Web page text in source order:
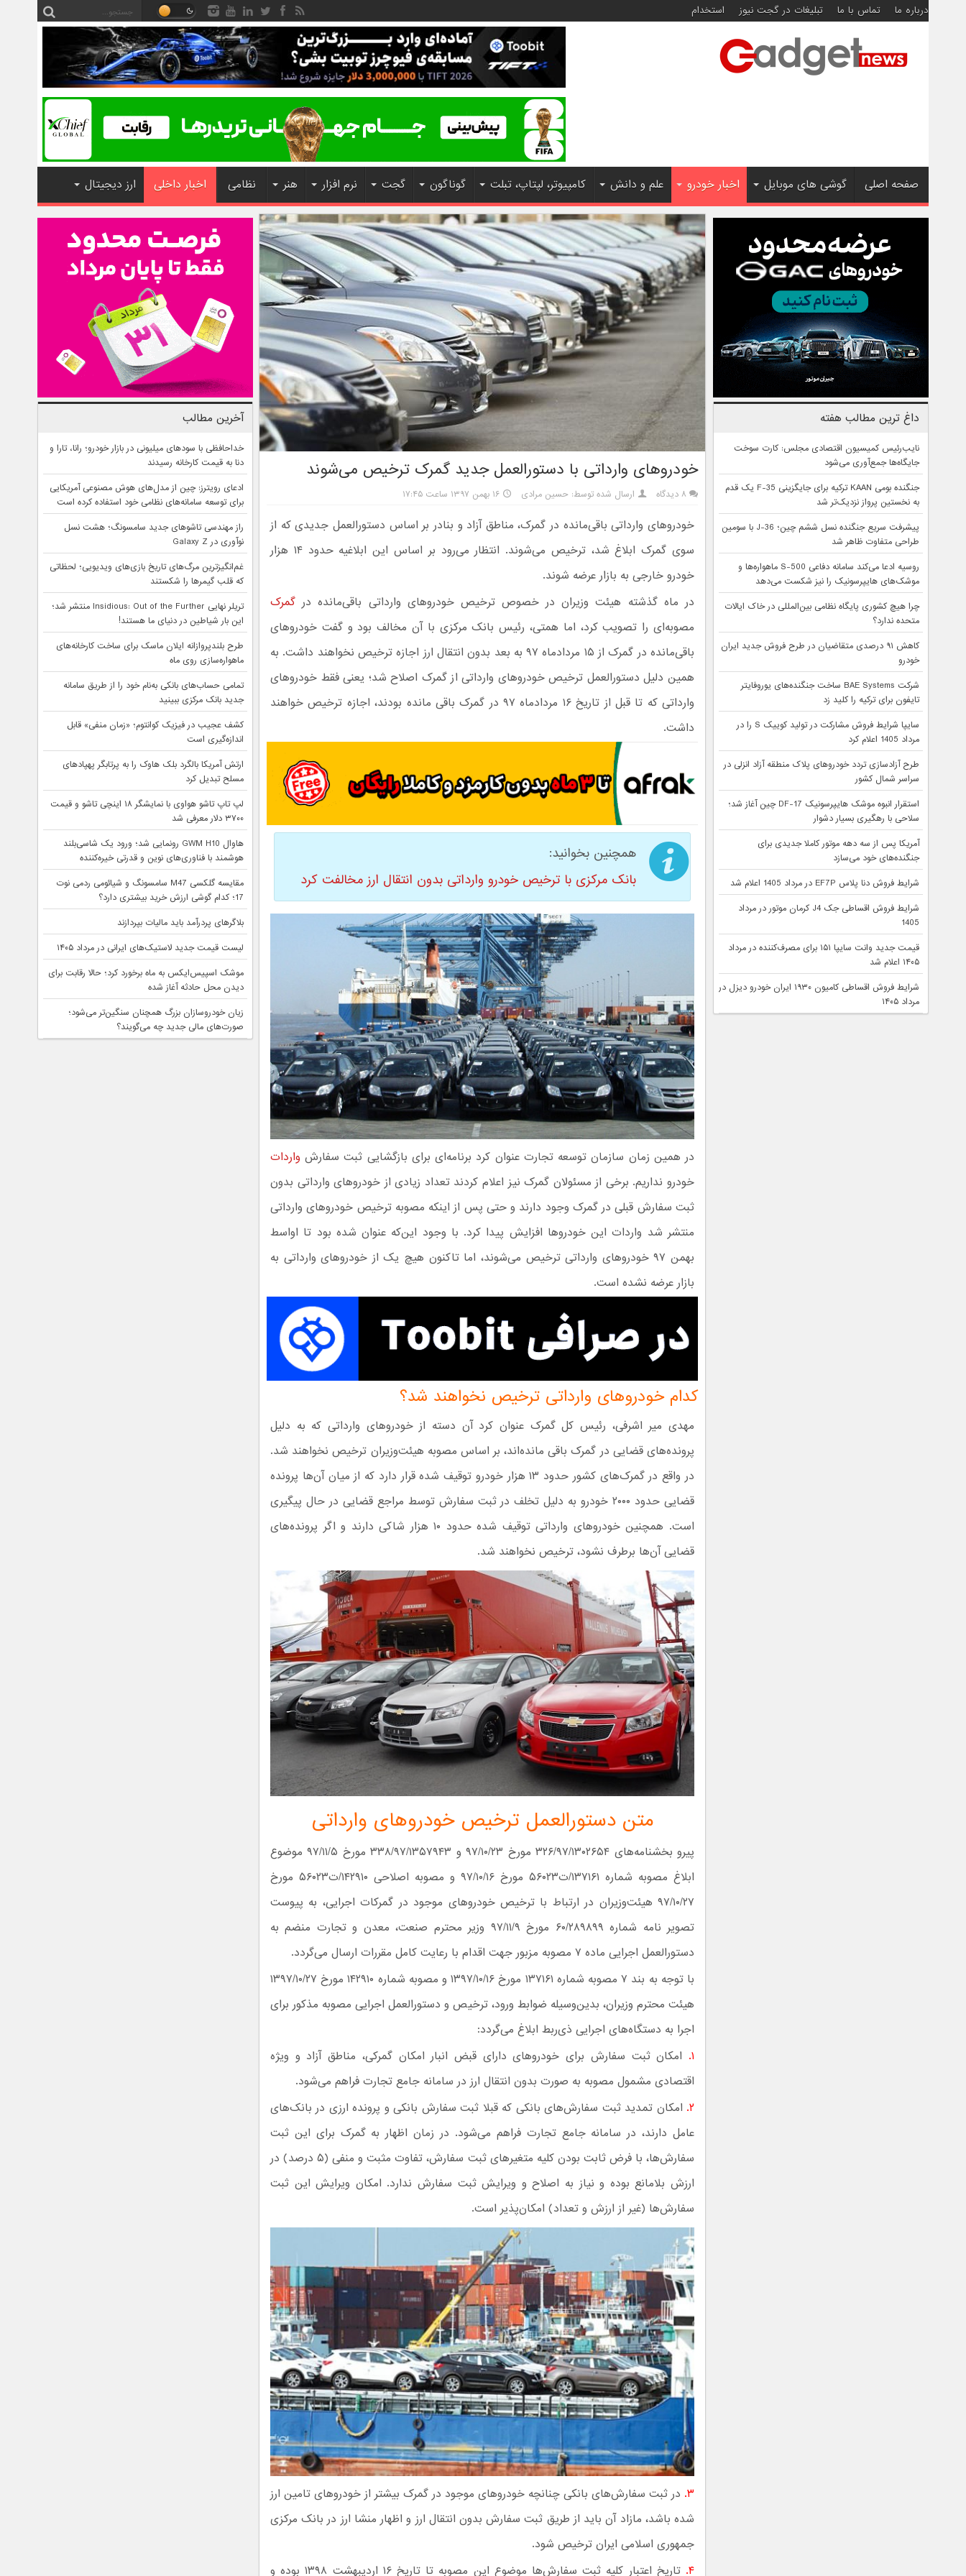
درباره ما تماس با ما تبلیغات در گجت نیوز استخدام
صفحه اصلی گوشی های موبایل اخبار خودرو علم و دانش کامپیوتر، لپتاپ، تبلت گوناگون گجت نرم افزار هنر نظامی اخبار داخلی ارز دیجیتال
خودروهای وارداتی با دستورالعمل جدید گمرک ترخیص می‌شوند
۸ دیدگاه ارسال شده توسط: حسین مرادی ۱۶ بهمن ۱۳۹۷ ساعت ۱۷:۴۵
خودروهای وارداتی باقی‌مانده در گمرک، مناطق آزاد و بنادر بر اساس دستورالعمل جدیدی که از
سوی گمرک ابلاغ شد، ترخیص می‌شوند. انتظار می‌رود بر اساس این ابلاغیه حدود ۱۴ هزار
خودرو خارجی به بازار عرضه شوند.
در ماه گذشته هیئت وزیران در خصوص ترخیص خودروهای وارداتی باقی‌مانده در گمرک
مصوبه‌ای را تصویب کرد، اما همتی، رئیس بانک مرکزی با آن مخالف بود و گفت خودروهای
باقی‌مانده در گمرک از ۱۵ مردادماه ۹۷ به بعد بدون انتقال ارز اجازه ترخیص نخواهند داشت. به
همین دلیل دستورالعمل ترخیص خودروهای وارداتی از گمرک اصلاح شد؛ یعنی فقط خودروهای
وارداتی که تا قبل از تاریخ ۱۶ مردادماه ۹۷ در گمرک باقی مانده بودند، اجازه ترخیص خواهند
داشت.
همچنین بخوانید:
بانک مرکزی با ترخیص خودرو وارداتی بدون انتقال ارز مخالفت کرد
در همین زمان سازمان توسعه تجارت عنوان کرد برنامه‌ای برای بازگشایی ثبت سفارش واردات
خودرو نداریم. برخی از مسئولان گمرک نیز اعلام کردند تعداد زیادی از خودروهای وارداتی بدون
ثبت سفارش قبلی در گمرک وجود دارند و حتی پس از اینکه مصوبه ترخیص خودروهای وارداتی
منتشر شد واردات این خودروها افزایش پیدا کرد. با وجود این‌که عنوان شده بود تا اواسط
بهمن ۹۷ خودروهای وارداتی ترخیص می‌شوند، اما تاکنون هیچ یک از خودروهای وارداتی به
بازار عرضه نشده است.
کدام خودروهای وارداتی ترخیص نخواهند شد؟
مهدی میر اشرفی، رئیس کل گمرک عنوان کرد آن دسته از خودروهای وارداتی که به دلیل
پرونده‌های قضایی در گمرک باقی مانده‌اند، بر اساس مصوبه هیئت‌وزیران ترخیص نخواهند شد.
در واقع در گمرک‌های کشور حدود ۱۳ هزار خودرو توقیف شده قرار دارد که از میان آن‌ها پرونده
قضایی حدود ۲۰۰۰ خودرو به دلیل تخلف در ثبت سفارش توسط مراجع قضایی در حال پیگیری
است. همچنین خودروهای وارداتی توقیف شده حدود ۱۰ هزار شاکی دارند و اگر پرونده‌های
قضایی آن‌ها برطرف نشود، ترخیص نخواهند شد.
متن دستورالعمل ترخیص خودروهای وارداتی
پیرو بخشنامه‌های ۳۲۶/۹۷/۱۳۰۲۶۵۴ مورخ ۹۷/۱۰/۲۳ و ۳۳۸/۹۷/۱۳۵۷۹۴۳ مورخ ۹۷/۱۱/۵ موضوع
ابلاغ مصوبه شماره ۱۳۷۱۶۱/ت۵۶۰۲۳ مورخ ۹۷/۱۰/۱۶ و مصوبه اصلاحی ۱۴۲۹۱۰/ت۵۶۰۲۳ مورخ
۹۷/۱۰/۲۷ هیئت‌وزیران در ارتباط با ترخیص خودروهای موجود در گمرکات اجرایی، به پیوست
تصویر نامه شماره ۶۰/۲۸۹۸۹۹ مورخ ۹۷/۱۱/۹ وزیر محترم صنعت، معدن و تجارت منضم به
دستورالعمل اجرایی ماده ۷ مصوبه مزبور جهت اقدام با رعایت کامل مقررات ارسال می‌گردد.
با توجه به بند ۷ مصوبه شماره ۱۳۷۱۶۱ مورخ ۱۳۹۷/۱۰/۱۶ و مصوبه شماره ۱۴۲۹۱۰ مورخ ۱۳۹۷/۱۰/۲۷
هیئت محترم وزیران، بدین‌وسیله ضوابط ورود، ترخیص و دستورالعمل اجرایی مصوبه مذکور برای
اجرا به دستگاه‌های اجرایی ذی‌ربط ابلاغ می‌گردد:
۱.‌ امکان ثبت سفارش برای خودروهای دارای قبض انبار امکان گمرکی، مناطق آزاد و ویژه
اقتصادی مشمول مصوبه به صورت بدون انتقال ارز در سامانه جامع تجارت فراهم می‌شود.
۲. امکان تمدید ثبت سفارش‌های بانکی که قبلا ثبت سفارش بانکی و پرونده ارزی در بانک‌های
عامل دارند، در سامانه جامع تجارت فراهم می‌شود. در زمان اظهار به گمرک برای این ثبت
سفارش‌ها، با فرض ثابت بودن کلیه متغیرهای ثبت سفارش، تفاوت مثبت و منفی (۵ درصد) در
ارزش بلامانع بوده و نیاز به اصلاح و ویرایش ثبت سفارش ندارد. امکان ویرایش این ثبت
سفارش‌ها (غیر از ارزش و تعداد) امکان‌پذیر است.
۳. در ثبت سفارش‌های بانکی چنانچه خودروهای موجود در گمرک بیشتر از خودروهای تامین ارز
شده باشد، مازاد آن باید از طریق ثبت سفارش بدون انتقال ارز و اظهار منشا ارز در بانک مرکزی
جمهوری اسلامی ایران ترخیص شود.
۴.
تاریخ اعتبار کلیه ثبت سفارش‌ها موضوع این مصوبه تا تاریخ ۱۶ اردیبهشت ۱۳۹۸ بوده و
داغ ترین مطالب هفته
نایب‌رئیس کمیسیون اقتصادی مجلس: کارت سوخت
جایگاه‌ها جمع‌آوری می‌شود
جنگنده بومی KAAN ترکیه برای جایگزینی F-35 یک قدم
به نخستین پرواز نزدیک‌تر شد
پیشرفت سریع جنگنده نسل ششم چین؛ J-36 با سومین
طراحی متفاوت ظاهر شد
روسیه ادعا می‌کند سامانه دفاعی S-500 ماهواره‌ها و
موشک‌های هایپرسونیک را نیز شکست می‌دهد
چرا هیچ کشوری پایگاه نظامی بین‌المللی در خاک ایالات
متحده ندارد؟
کاهش ۹۱ درصدی متقاضیان در طرح فروش جدید ایران
خودرو
شرکت BAE Systems ساخت جنگنده‌های یوروفایتر
تایفون برای ترکیه را کلید زد
سایپا شرایط فروش مشارکت در تولید کوییک S را در
مرداد 1405 اعلام کرد
طرح آزادسازی تردد خودروهای پلاک منطقه آزاد انزلی در
سراسر شمال کشور
استقرار انبوه موشک هایپرسونیک DF-17 چین آغاز شد؛
سلاحی با رهگیری بسیار دشوار
آمریکا پس از سه دهه موتور کاملا جدیدی برای
جنگنده‌های خود می‌سازد
شرایط فروش دنا پلاس EF7P در مرداد 1405 اعلام شد
شرایط فروش اقساطی جک J4 کرمان موتور در مرداد
1405
قیمت جدید وانت سایپا ۱۵۱ برای مصرف‌کننده در مرداد
۱۴۰۵ اعلام شد
شرایط فروش اقساطی کامیون ۱۹۳۰ ایران خودرو دیزل در
مرداد ۱۴۰۵
آخرین مطالب
خداحافظی با سودهای میلیونی در بازار خودرو؛ رانا، تارا و
دنا به قیمت کارخانه رسیدند
ادعای رویترز: چین از مدل‌های هوش مصنوعی آمریکایی
برای توسعه سامانه‌های نظامی خود استفاده کرده است
راز مهندسی تاشوهای جدید سامسونگ؛ هشت نسل
نوآوری در Galaxy Z
غم‌انگیزترین مرگ‌های تاریخ بازی‌های ویدیویی؛ لحظاتی
که قلب گیمرها را شکستند
تریلر نهایی Insidious: Out of the Further منتشر شد؛
این بار شیاطین در دنیای ما هستند!
طرح بلندپروازانه ایلان ماسک برای ساخت کارخانه‌های
ماهواره‌سازی روی ماه
تمامی حساب‌های بانکی به‌نام خود را از طریق سامانه
جدید بانک مرکزی ببینید
کشف عجیب در فیزیک کوانتوم؛ «زمان منفی» قابل
اندازه‌گیری است
ارتش آمریکا بالگرد بلک هاوک را به پرتابگر پهپادهای
مسلح تبدیل کرد
لپ تاپ تاشو هواوی با نمایشگر ۱۸ اینچی تاشو و قیمت
۳۷۰۰ دلار معرفی شد
هاوال GWM H10 رونمایی شد؛ ورود یک شاسی‌بلند
هوشمند با فناوری‌های نوین و قدرتی خیره‌کننده
مقایسه گلکسی M47 سامسونگ و شیائومی ردمی نوت
17؛ کدام گوشی ارزش خرید بیشتری دارد؟
بلاگرهای پردرآمد باید مالیات بپردازند
لیست قیمت جدید لاستیک‌های ایرانی در مرداد ۱۴۰۵
موشک اسپیس‌ایکس به ماه برخورد کرد؛ حالا رقابت برای
دیدن محل حادثه آغاز شده
زیان خودروسازان بزرگ همچنان سنگین‌تر می‌شود؛
صورت‌های مالی جدید چه می‌گویند؟